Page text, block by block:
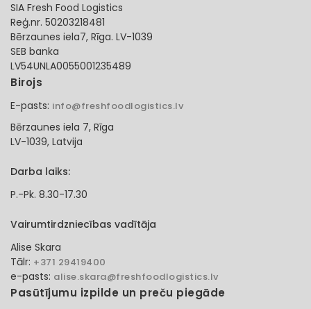
SIA Fresh Food Logistics
Reģ.nr. 50203218481
Bērzaunes iela7, Rīga. LV-1039
SEB banka
LV54UNLA0055001235489
Birojs
E-pasts: info@freshfoodlogistics.lv
Bērzaunes iela 7, Rīga
LV-1039, Latvija
Darba laiks:
P.-Pk. 8.30-17.30
Vairumtirdzniecības vadītāja
Alise Skara
Tālr: +371 29419400
e-pasts: alise.skara@freshfoodlogistics.lv
Pasūtījumu izpilde un preču piegāde